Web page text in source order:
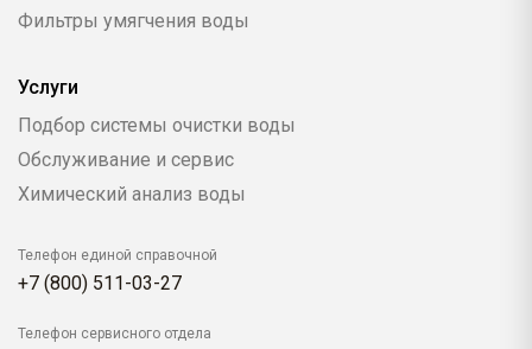
Фильтры умягчения воды
Услуги
Подбор системы очистки воды
Обслуживание и сервис
Химический анализ воды
Телефон единой справочной
+7 (800) 511-03-27
Телефон сервисного отдела